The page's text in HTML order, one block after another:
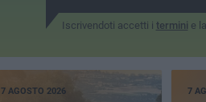
Iscrivendoti accetti i termini e la
7 AGOSTO 2026 7